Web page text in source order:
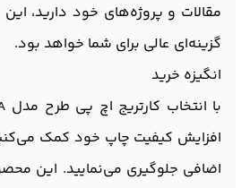
مقالات و پروژه‌های خود دارید، این
گزینه‌ای عالی برای شما خواهد بود.
انگیزه خرید
افزایش کیفیت چاپ خود کمک
اضافی جلوگیری می‌نمایید. این